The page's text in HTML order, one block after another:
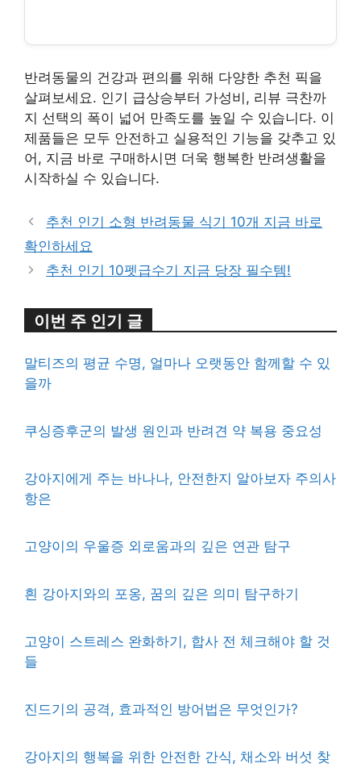
반려동물의 건강과 편의를 위해 다양한 추천 픽을
살펴보세요. 인기 급상승부터 가성비, 리뷰 극찬까
지 선택의 폭이 넓어 만족도를 높일 수 있습니다. 이
제품들은 모두 안전하고 실용적인 기능을 갖추고 있
어, 지금 바로 구매하시면 더욱 행복한 반려생활을
시작하실 수 있습니다.
추천 인기 소형 반려동물 식기 10개 지금 바로
확인하세요
추천 인기 10펫급수기 지금 당장 필수템!
이번 주 인기 글
말티즈의 평균 수명, 얼마나 오랫동안 함께할 수 있
을까
쿠싱증후군의 발생 원인과 반려견 약 복용 중요성
강아지에게 주는 바나나, 안전한지 알아보자 주의사
항은
고양이의 우울증 외로움과의 깊은 연관 탐구
흰 강아지와의 포옹, 꿈의 깊은 의미 탐구하기
고양이 스트레스 완화하기, 합사 전 체크해야 할 것
들
진드기의 공격, 효과적인 방어법은 무엇인가?
강아지의 행복을 위한 안전한 간식, 채소와 버섯 찾